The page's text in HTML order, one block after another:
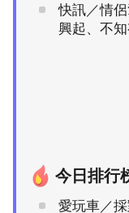
快訊／情
興起、不
今日排行
愛玩車／